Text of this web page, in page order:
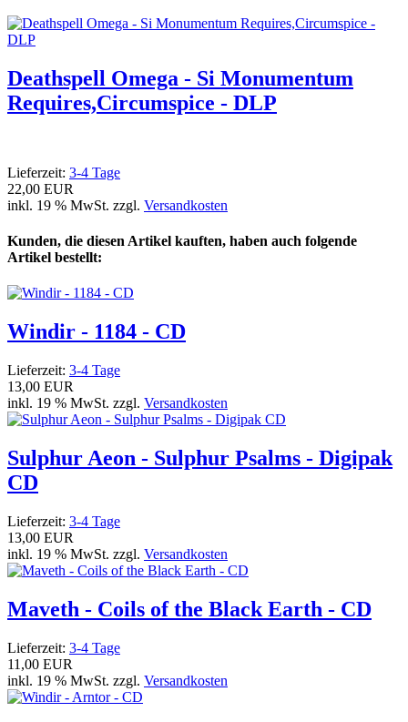
Deathspell Omega - Si Monumentum
Requires,Circumspice - DLP
Lieferzeit: 3-4 Tage
22,00 EUR
inkl. 19 % MwSt. zzgl. Versandkosten
Kunden, die diesen Artikel kauften, haben auch folgende
Artikel bestellt:
Windir - 1184 - CD
Lieferzeit: 3-4 Tage
13,00 EUR
inkl. 19 % MwSt. zzgl. Versandkosten
Sulphur Aeon - Sulphur Psalms - Digipak
CD
Lieferzeit: 3-4 Tage
13,00 EUR
inkl. 19 % MwSt. zzgl. Versandkosten
Maveth - Coils of the Black Earth - CD
Lieferzeit: 3-4 Tage
11,00 EUR
inkl. 19 % MwSt. zzgl. Versandkosten